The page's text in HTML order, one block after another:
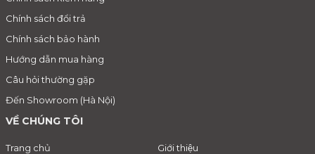
Chính sách đổi trả
Chính sách bảo hành
Hướng dẫn mua hàng
Câu hỏi thường gặp
Đến Showroom (Hà Nội)
VỀ CHÚNG TÔI
Trang chủ
Giới thiệu